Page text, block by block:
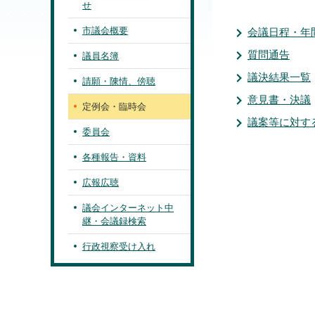
会議日程・年
質問通告
議決結果一覧
意見書・決議
議案等に対す
せ
市議会概要
議員名簿
請願・陳情、傍聴
定例会・臨時会
委員会
各種報告・資料
広報広聴
議会インターネット中
継・会議録検索
行政視察受け入れ